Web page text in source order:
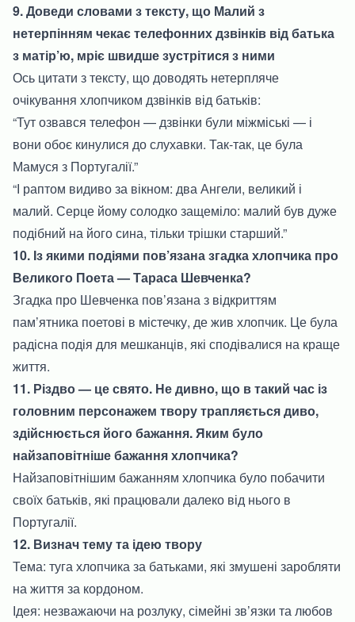
9. Доведи словами з тексту, що Малий з
нетерпінням чекає телефонних дзвінків від батька
з матір’ю, мріє швидше зустрітися з ними
Ось цитати з тексту, що доводять нетерпляче
очікування хлопчиком дзвінків від батьків:
“Тут озвався телефон — дзвінки були міжміські — і
вони обоє кинулися до слухавки. Так-так, це була
Мамуся з Португалії.”
“І раптом видиво за вікном: два Ангели, великий і
малий. Серце йому солодко защеміло: малий був дуже
подібний на його сина, тільки трішки старший.”
10. Із якими подіями пов’язана згадка хлопчика про
Великого Поета — Тараса Шевченка?
Згадка про Шевченка пов’язана з відкриттям
пам’ятника поетові в містечку, де жив хлопчик. Це була
радісна подія для мешканців, які сподівалися на краще
життя.
11. Різдво — це свято. Не дивно, що в такий час із
головним персонажем твору трапляється диво,
здійснюється його бажання. Яким було
найзаповітніше бажання хлопчика?
Найзаповітнішим бажанням хлопчика було побачити
своїх батьків, які працювали далеко від нього в
Португалії.
12. Визнач тему та ідею твору
Тема: туга хлопчика за батьками, які змушені заробляти
на життя за кордоном.
Ідея: незважаючи на розлуку, сімейні зв’язки та любов